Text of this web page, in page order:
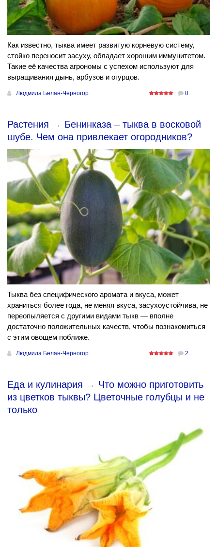
Как известно, тыква имеет развитую корневую систему,
стойко переносит засуху, обладает хорошим иммунитетом.
Такие её качества агрономы с успехом используют для
выращивания дынь, арбузов и огурцов.
Людмила Белан-Черногор 0
Растения → Бенинказа – тыква в восковой
шубе. Чем она привлекает огородников?
Тыква без специфического аромата и вкуса, может
храниться более года, не меняя вкуса, засухоустойчива, не
переопыляется с другими видами тыкв — вполне
достаточно положительных качеств, чтобы познакомиться
с этим овощем поближе.
Людмила Белан-Черногор 2
Еда и кулинария → Что можно приготовить
из цветков тыквы? Цветочные голубцы и не
только